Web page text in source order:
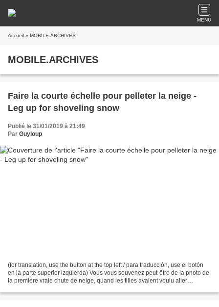
MENU
Accueil » MOBILE.ARCHIVES
MOBILE.ARCHIVES
Faire la courte échelle pour pelleter la neige -
Leg up for shoveling snow
Publié le 31/01/2019 à 21:49
Par Guyloup
(for translation, use the button at the top left / para traducción, use el botón
en la parte superior izquierda) Vous vous souvenez peut-être de la photo de
la première vraie chute de neige, quand les filles avaient voulu aller